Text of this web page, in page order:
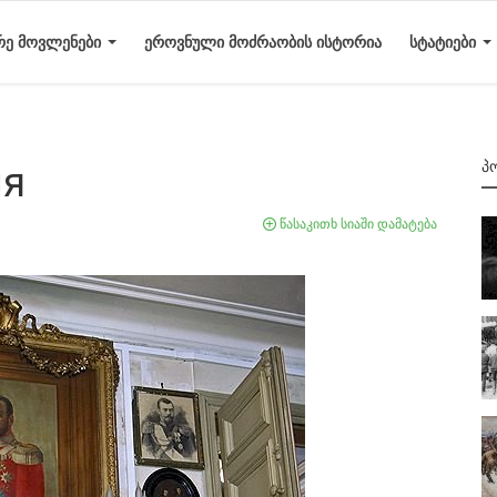
ᲛᲝᲕᲚᲔᲜᲔᲑᲘ ᲔᲠᲝᲕᲜᲣᲚᲘ ᲛᲝᲫᲠᲐᲝᲑᲘᲡ ᲘᲡᲢᲝᲠᲘᲐ ᲡᲢᲐᲢᲘᲔᲑᲘ
წასაკითხ სიაში დამატება